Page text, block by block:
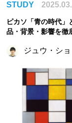
STUDY
ピカソ「青の時代」
品・背景・影響を徹
ジュウ・ショ